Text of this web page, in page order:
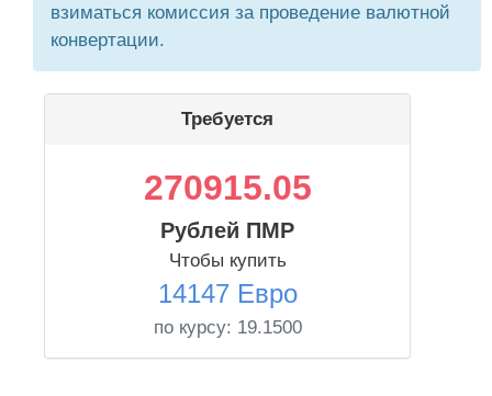
взиматься комиссия за проведение валютной
конвертации.
Требуется
270915.05
Рублей ПМР
Чтобы купить
14147 Евро
по курсу: 19.1500